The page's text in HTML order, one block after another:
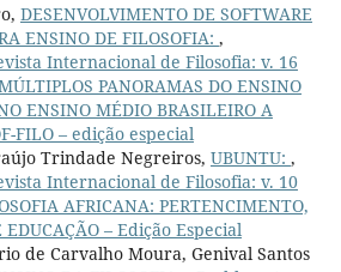
DESENVOLVIMENTO DE SOFTWARE
ENSINO DE FILOSOFIA: ,
Internacional de Filosofia: v. 16
PANORAMAS DO ENSINO
ENSINO MÉDIO BRASILEIRO A
FILO – edição especial
Trindade Negreiros, UBUNTU: ,
Internacional de Filosofia: v. 10
AFRICANA: PERTENCIMENTO,
EDUCAÇÃO – Edição Especial
de Carvalho Moura, Genival Santos